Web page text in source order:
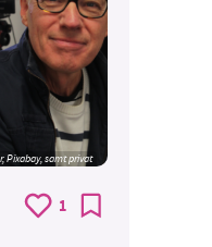
Pixabay, samt privat
1